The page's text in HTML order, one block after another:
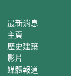
最新消息
主頁
歷史建築
影片
媒體報道